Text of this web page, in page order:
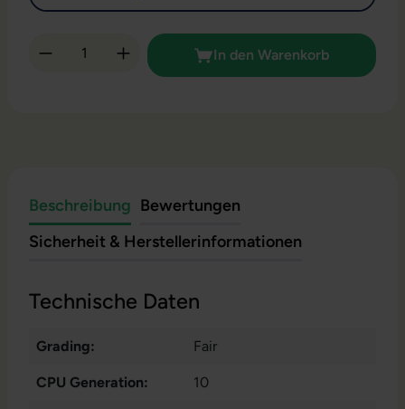
Produkt Anzahl: Gib den gewünschten
In den Warenkorb
Beschreibung Bewertungen
Sicherheit & Herstellerinformationen
Technische Daten
Grading: Fair
CPU Generation: 10